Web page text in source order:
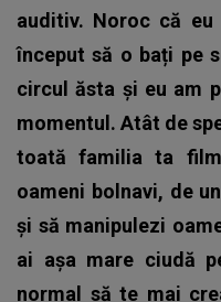
auditiv. Noroc că
început să o bați pe
circul ăsta și eu am
momentul. Atât de
toată familia ta
oameni bolnavi, de
și să manipulezi
ai așa mare ciudă
normal să te mai